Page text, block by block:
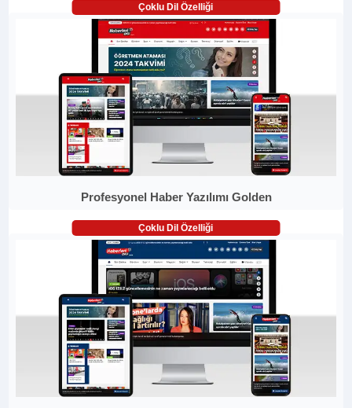
Çoklu Dil Özelliği
Profesyonel Haber Yazılımı Golden
Çoklu Dil Özelliği